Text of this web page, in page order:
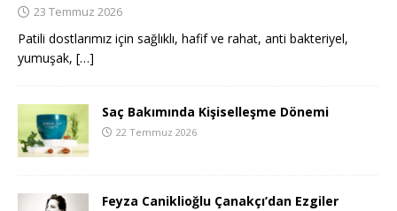
23 Temmuz 2026
Patili dostlarımız için sağlıklı, hafif ve rahat, anti bakteriyel,
yumuşak, […]
Saç Bakımında Kişiselleşme Dönemi
22 Temmuz 2026
Feyza Caniklioğlu Çanakçı’dan Ezgiler